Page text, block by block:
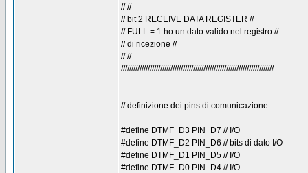
// //
// bit 2 RECEIVE DATA REGISTER //
// FULL = 1 ho un dato valido nel registro //
// di ricezione //
// //
//////////////////////////////////////////////////////////////////////////
// definizione dei pins di comunicazione
#define DTMF_D3 PIN_D7 // I/O
#define DTMF_D2 PIN_D6 // bits di dato I/O
#define DTMF_D1 PIN_D5 // I/O
#define DTMF_D0 PIN_D4 // I/O